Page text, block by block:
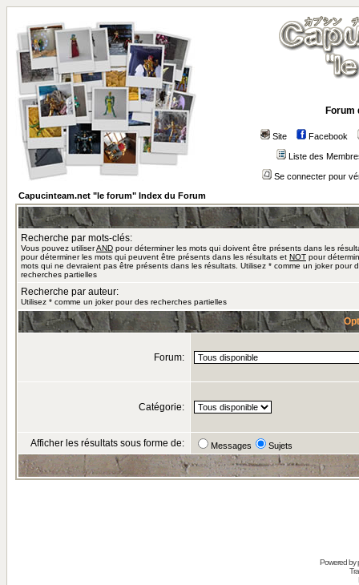
Forum
Site Facebook
Liste des
Se connecter pour
Capucinteam.net "le forum" Index du Forum
Recherche par mots-clés:
Vous pouvez utiliserAND pour déterminer les mots qui doivent être présents dans les
pour déterminer les mots qui peuvent être présents dans les résultats et NOT pour
mots qui ne devraient pas être présents dans les résultats. Utilisez * comme un joker pour
recherches partielles
Recherche par auteur:
Utilisez * comme un joker pour des recherches partielles
Forum:
Catégorie:
Afficher les résultats sous forme de: Messages Sujets
Powered by